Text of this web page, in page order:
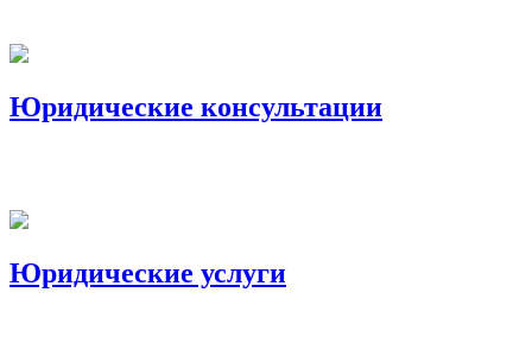
Юридические консультации
Юридические услуги